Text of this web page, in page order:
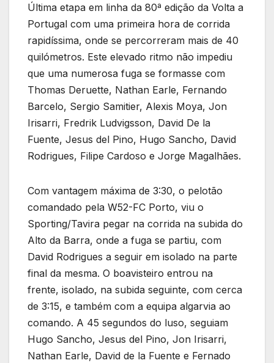
Última etapa em linha da 80ª edição da Volta a
Portugal com uma primeira hora de corrida
rapidíssima, onde se percorreram mais de 40
quilómetros. Este elevado ritmo não impediu
que uma numerosa fuga se formasse com
Thomas Deruette, Nathan Earle, Fernando
Barcelo, Sergio Samitier, Alexis Moya, Jon
Irisarri, Fredrik Ludvigsson, David De la
Fuente, Jesus del Pino, Hugo Sancho, David
Rodrigues, Filipe Cardoso e Jorge Magalhães.
Com vantagem máxima de 3:30, o pelotão
comandado pela W52-FC Porto, viu o
Sporting/Tavira pegar na corrida na subida do
Alto da Barra, onde a fuga se partiu, com
David Rodrigues a seguir em isolado na parte
final da mesma. O boavisteiro entrou na
frente, isolado, na subida seguinte, com cerca
de 3:15, e também com a equipa algarvia ao
comando. A 45 segundos do luso, seguiam
Hugo Sancho, Jesus del Pino, Jon Irisarri,
Nathan Earle, David de la Fuente e Fernado